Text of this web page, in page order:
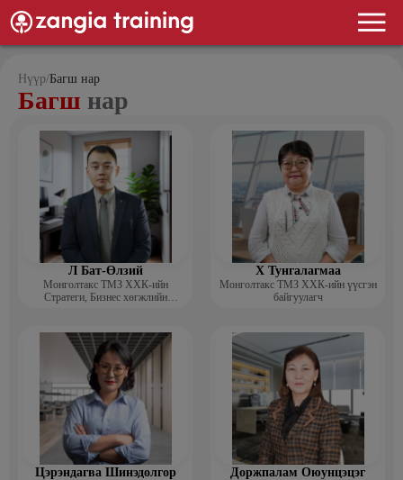
Нүүр/Багш нар
Багш нар
Л Бат-Өлзий
Монголтакс ТМЗ ХХК-ийн
Стратеги, Бизнес хөгжлийн
Х Тунгалагмаа
Монголтакс ТМЗ ХХК-ийн үүсгэн
байгуулагч
Цэрэндагва Шинэдолгор Доржпалам Оюунцэцэг